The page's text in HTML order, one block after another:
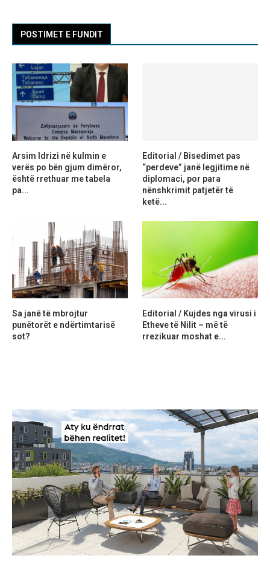
POSTIMET E FUNDIT
Arsim Idrizi në kulmin e
verës po bën gjum dimëror,
është rrethuar me tabela
pa...
Editorial / Bisedimet pas
“perdeve” janë legjitime në
diplomaci, por para
nënshkrimit patjetër të
ketë...
Sa janë të mbrojtur
punëtorët e ndërtimtarisë
sot?
Editorial / Kujdes nga virusi i
Etheve të Nilit – më të
rrezikuar moshat e...